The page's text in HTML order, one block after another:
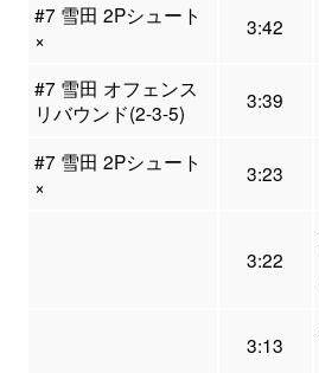
#7 雪田 2Pシュート
×
3:42
#7 雪田 オフェンス
リバウンド(2-3-5)
3:39
#7 雪田 2Pシュート
×
3:23
3:22
3:13